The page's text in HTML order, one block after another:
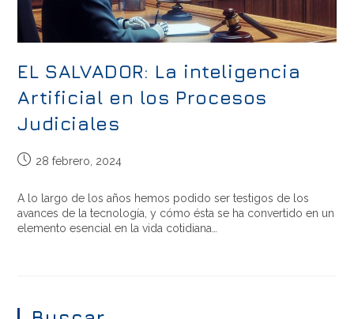
EL SALVADOR: La inteligencia
Artificial en los Procesos
Judiciales
28 febrero, 2024
A lo largo de los años hemos podido ser testigos de los
avances de la tecnología, y cómo ésta se ha convertido en un
elemento esencial en la vida cotidiana…